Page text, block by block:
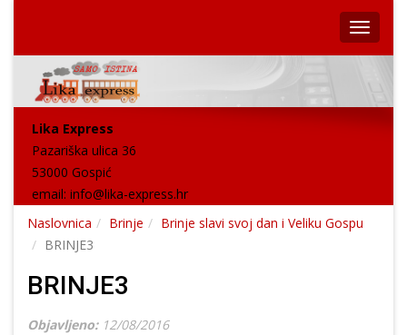
Lika Express
Pazariška ulica 36
53000 Gospić
email: info@lika-express.hr
Naslovnica
Brinje
Brinje slavi svoj dan i Veliku Gospu
BRINJE3
BRINJE3
Objavljeno: 12/08/2016